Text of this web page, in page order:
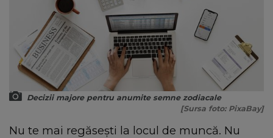
Decizii majore pentru anumite semne zodiacale
[Sursa foto: PixaBay]
Nu te mai regăsești la locul de muncă. Nu